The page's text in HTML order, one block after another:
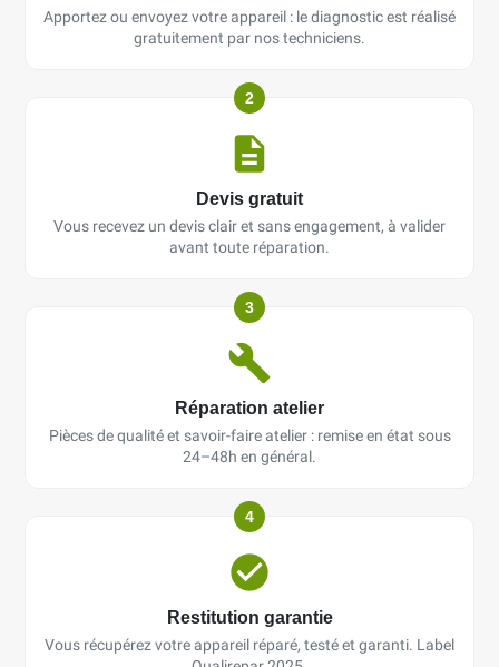
Apportez ou envoyez votre appareil : le diagnostic est réalisé
gratuitement par nos techniciens.
2
Devis gratuit
Vous recevez un devis clair et sans engagement, à valider
avant toute réparation.
3
Réparation atelier
Pièces de qualité et savoir-faire atelier : remise en état sous
24–48h en général.
4
Restitution garantie
Vous récupérez votre appareil réparé, testé et garanti. Label